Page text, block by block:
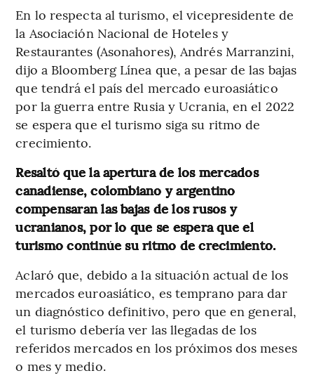
En lo respecta al turismo, el vicepresidente de
la Asociación Nacional de Hoteles y
Restaurantes (Asonahores), Andrés Marranzini,
dijo a Bloomberg Línea que, a pesar de las bajas
que tendrá el país del mercado euroasiático
por la guerra entre Rusia y Ucrania, en el 2022
se espera que el turismo siga su ritmo de
crecimiento.
Resaltó que la apertura de los mercados
canadiense, colombiano y argentino
compensaran las bajas de los rusos y
ucranianos, por lo que se espera que el
turismo continúe su ritmo de crecimiento.
Aclaró que, debido a la situación actual de los
mercados euroasiático, es temprano para dar
un diagnóstico definitivo, pero que en general,
el turismo debería ver las llegadas de los
referidos mercados en los próximos dos meses
o mes y medio.